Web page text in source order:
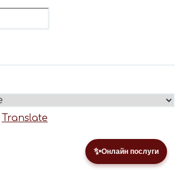
✨Онлайн послуги
Translate